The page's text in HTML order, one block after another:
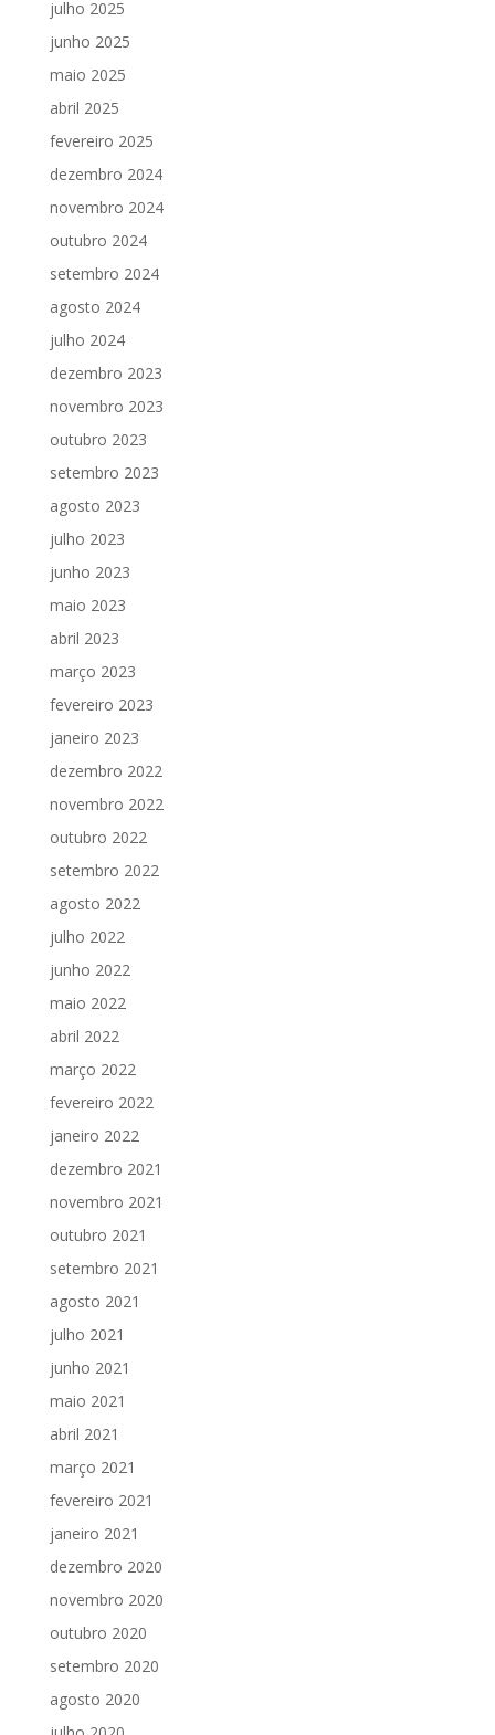
julho 2025
junho 2025
maio 2025
abril 2025
fevereiro 2025
dezembro 2024
novembro 2024
outubro 2024
setembro 2024
agosto 2024
julho 2024
dezembro 2023
novembro 2023
outubro 2023
setembro 2023
agosto 2023
julho 2023
junho 2023
maio 2023
abril 2023
março 2023
fevereiro 2023
janeiro 2023
dezembro 2022
novembro 2022
outubro 2022
setembro 2022
agosto 2022
julho 2022
junho 2022
maio 2022
abril 2022
março 2022
fevereiro 2022
janeiro 2022
dezembro 2021
novembro 2021
outubro 2021
setembro 2021
agosto 2021
julho 2021
junho 2021
maio 2021
abril 2021
março 2021
fevereiro 2021
janeiro 2021
dezembro 2020
novembro 2020
outubro 2020
setembro 2020
agosto 2020